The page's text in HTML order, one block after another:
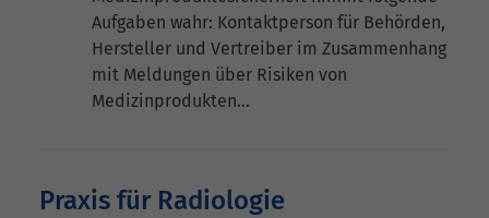
Aufgaben wahr: Kontaktperson für Behörden,
Hersteller und Vertreiber im Zusammenhang
mit Meldungen über Risiken von
Medizinprodukten…
Praxis für Radiologie